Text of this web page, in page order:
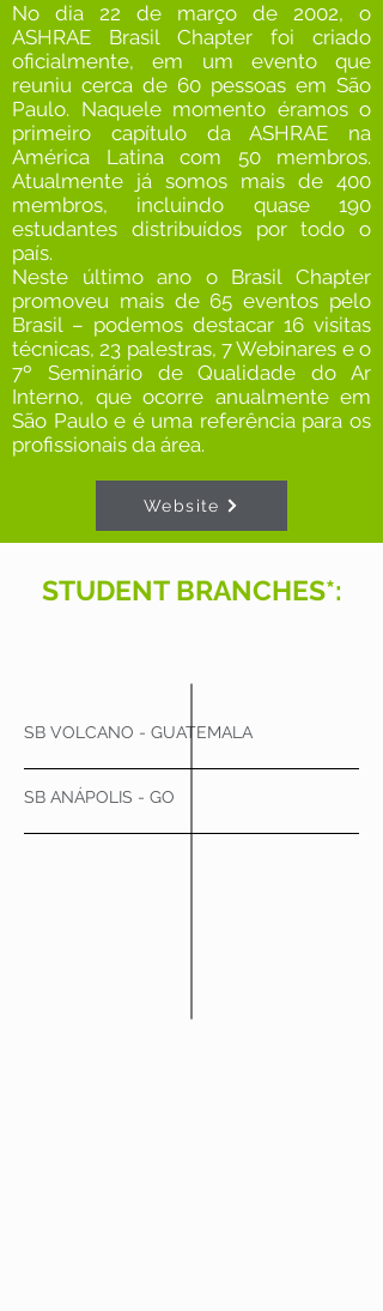
No dia 22 de março de 2002, o
ASHRAE Brasil Chapter foi criado
oficialmente, em um evento que
reuniu cerca de 60 pessoas em São
Paulo. Naquele momento éramos o
primeiro capítulo da ASHRAE na
América Latina com 50 membros.
Atualmente já somos mais de 400
membros, incluindo quase 190
estudantes distribuídos por todo o
país.
Neste último ano o Brasil Chapter
promoveu mais de 65 eventos pelo
Brasil – podemos destacar 16 visitas
técnicas, 23 palestras, 7 Webinares e o
7º Seminário de Qualidade do Ar
Interno, que ocorre anualmente em
São Paulo e é uma referência para os
profissionais da área.
Website
STUDENT BRANCHES*:
SB VOLCANO - GUATEMALA
SB ANÁPOLIS - GO